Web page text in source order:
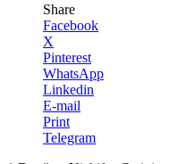
Share
Facebook
X
Pinterest
WhatsApp
Linkedin
E-mail
Print
Telegram